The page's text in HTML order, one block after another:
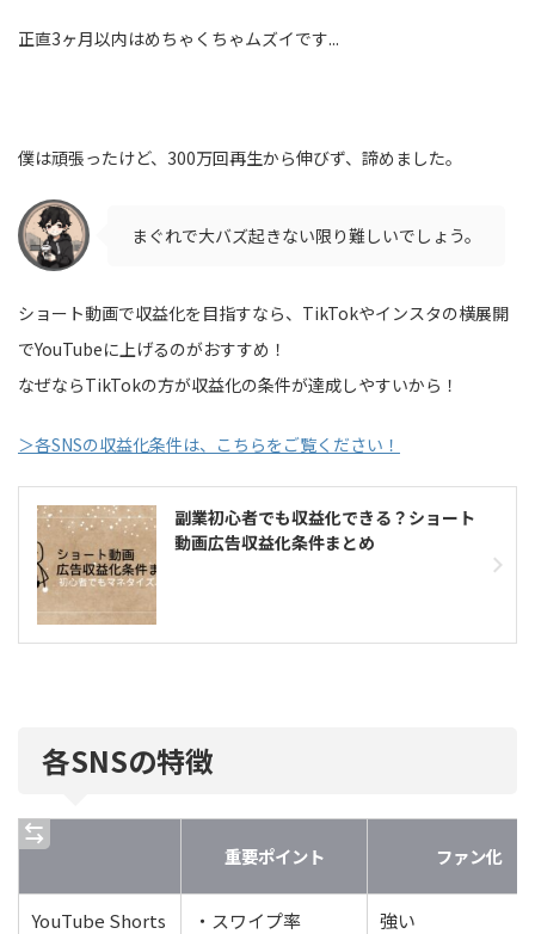
正直3ヶ月以内はめちゃくちゃムズイです...
僕は頑張ったけど、300万回再生から伸びず、諦めました。
まぐれで大バズ起きない限り難しいでしょう。
ショート動画で収益化を目指すなら、TikTokやインスタの横展開
でYouTubeに上げるのがおすすめ！
なぜならTikTokの方が収益化の条件が達成しやすいから！
＞各SNSの収益化条件は、こちらをご覧ください！
副業初心者でも収益化できる？ショート
動画広告収益化条件まとめ
各SNSの特徴
重要ポイント ファン化
YouTube Shorts
・スワイプ率
強い